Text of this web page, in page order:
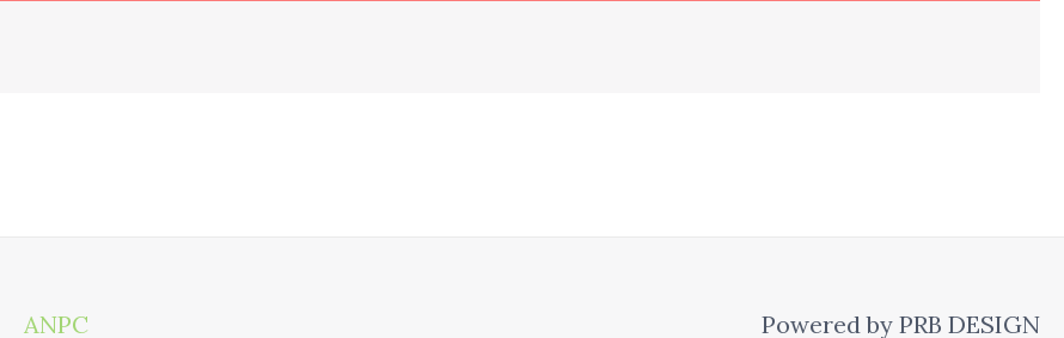
ANPC Powered by PRB DESIGN